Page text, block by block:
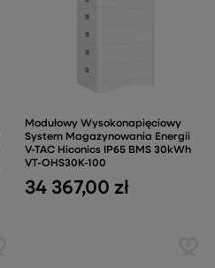
Modułowy Wysokonapięciowy
System Magazynowania Energii
V-TAC Hiconics IP65 BMS 30kWh
VT-OHS30K-100
34 367,00 zł